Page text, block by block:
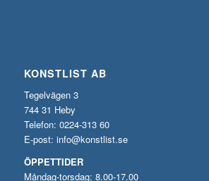
KONSTLIST AB
Tegelvägen 3
744 31 Heby
Telefon: 0224-313 60
E-post: info@konstlist.se
ÖPPETTIDER
Måndag-torsdag: 8.00-17.00